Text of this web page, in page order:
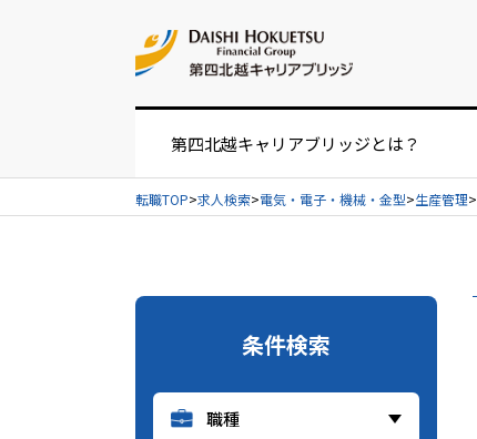
第四北越キャリアブリッジとは？
お仕事紹介の流れ
経営者・人事担当者様へ
転職TOP 求人検索 電気・電子・機械・金型 生産管理
条件検索